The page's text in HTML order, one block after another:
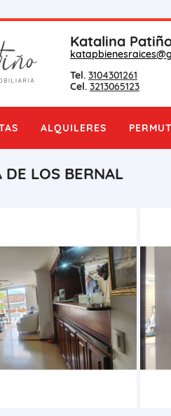
Katalina
Tel. 3104301261
Cel. 3213065123
ALQUILERES
DE LOS BERNAL